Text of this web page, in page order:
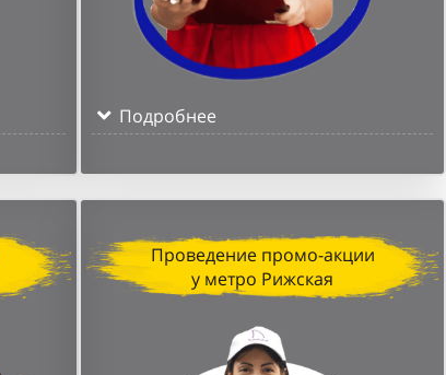
Подробнее
Проведение промо-акции
у метро Рижская